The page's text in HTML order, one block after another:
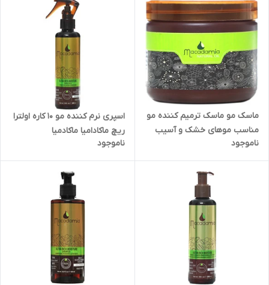
ماسک مو ماسک ترمیم کننده مو
مناسب موهای خشک و آسیب
دیده ماکادامیا ماکادمیا
ناموجود
اسپری نرم کننده مو 10 کاره اولترا
ریچ ماکادامیا ماکادمیا
ناموجود